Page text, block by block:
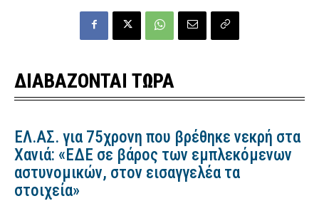
ΔΙΑΒΑΖΟΝΤΑΙ ΤΩΡΑ
ΕΛ.ΑΣ. για 75χρονη που βρέθηκε νεκρή στα
Χανιά: «ΕΔΕ σε βάρος των εμπλεκόμενων
αστυνομικών, στον εισαγγελέα τα
στοιχεία»